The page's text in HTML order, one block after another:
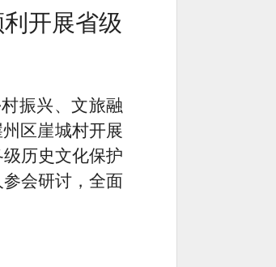
开展省级
振兴、文旅融
区崖城村开展
历史文化保护
会研讨，全面